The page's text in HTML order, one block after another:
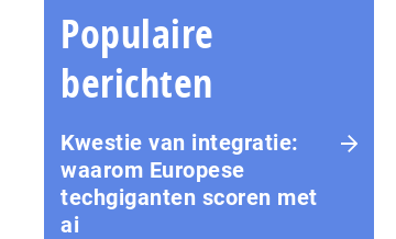
Populaire
berichten
Kwestie van integratie:
waarom Europese
techgiganten scoren met
ai